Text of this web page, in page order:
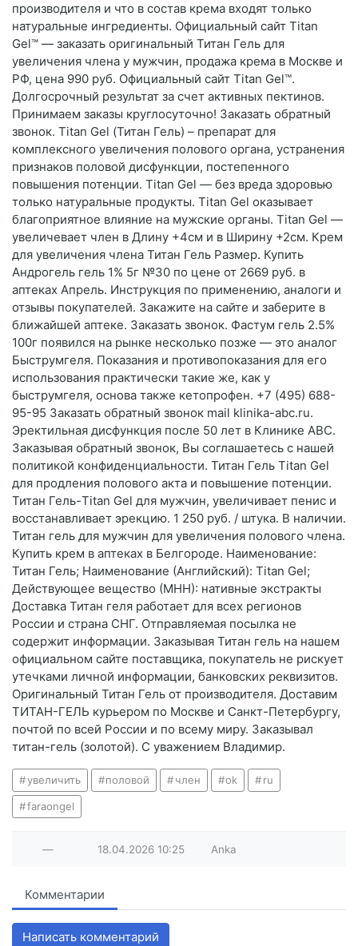
производителя и что в состав крема входят только
натуральные ингредиенты. Официальный сайт Titan
Gel™ — заказать оригинальный Титан Гель для
увеличения члена у мужчин, продажа крема в Москве и
РФ, цена 990 руб. Официальный сайт Titan Gel™.
Долгосрочный результат за счет активных пектинов.
Принимаем заказы круглосуточно! Заказать обратный
звонок. Titan Gel (Титан Гель) – препарат для
комплексного увеличения полового органа, устранения
признаков половой дисфункции, постепенного
повышения потенции. Titan Gel — без вреда здоровью
только натуральные продукты. Titan Gel оказывает
благоприятное влияние на мужские органы. Titan Gel —
увеличевает член в Длину +4см и в Ширину +2см. Крем
для увеличения члена Титан Гель Размер. Купить
Андрогель гель 1% 5г №30 по цене от 2669 руб. в
аптеках Апрель. Инструкция по применению, аналоги и
отзывы покупателей. Закажите на сайте и заберите в
ближайшей аптеке. Заказать звонок. Фастум гель 2.5%
100г появился на рынке несколько позже — это аналог
Быструмгеля. Показания и противопоказания для его
использования практически такие же, как у
быструмгеля, основа также кетопрофен. +7 (495) 688-
95-95 Заказать обратный звонок mail klinika-abc.ru.
Эректильная дисфункция после 50 лет в Клинике АВС.
Заказывая обратный звонок, Вы соглашаетесь с нашей
политикой конфиденциальности. Титан Гель Titan Gel
для продления полового акта и повышение потенции.
Титан Гель-Titan Gel для мужчин, увеличивает пенис и
восстанавливает эрекцию. 1 250 руб. / штука. В наличии.
Титан гель для мужчин для увеличения полового члена.
Купить крем в аптеках в Белгороде. Наименование:
Титан Гель; Наименование (Английский): Titan Gel;
Действующее вещество (МНН): нативные экстракты
Доставка Титан геля работает для всех регионов
России и страна СНГ. Отправляемая посылка не
содержит информации. Заказывая Титан гель на нашем
официальном сайте поставщика, покупатель не рискует
утечками личной информации, банковских реквизитов.
Оригинальный Титан Гель от производителя. Доставим
ТИТАН-ГЕЛЬ курьером по Москве и Санкт-Петербургу,
почтой по всей России и по всему миру. Заказывал
титан-гель (золотой). С уважением Владимир.
увеличить половой член ok ru
faraongel
— 18.04.2026 10:25 Anka
Комментарии
Написать комментарий